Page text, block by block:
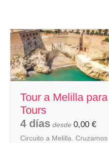
Tour a Melilla
Tours
4 días desde 0,00 €
Circuito a Melilla. Cruzamos